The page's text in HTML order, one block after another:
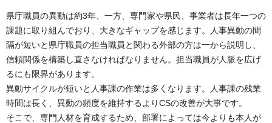
県庁職員の異動は約3年、一方、専門家や県民、事業者は長年一つの
課題に取り組んでおり、大きなギャップを感じます。人事異動の間
隔が短いと県庁職員の担当職員と関わる外部の方は一から説明し、
信頼関係を構築し直さなければなりません。担当職員が人脈を広げ
るにも限界があります。
異動サイクルが短いと人事課の作業は多くなります。人事課の残業
時間は長く、異動の頻度を維持するよりCSの改善が大事です。
そこで、専門人材を育成するため、部署によっては今よりも本人が